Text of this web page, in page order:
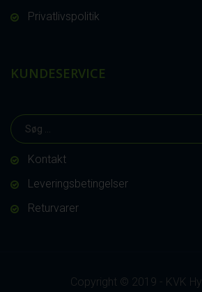
Privatlivspolitik
KUNDESERVICE
Kontakt
Leveringsbetingelser
Returvarer
Copyright © 2019 - KVK